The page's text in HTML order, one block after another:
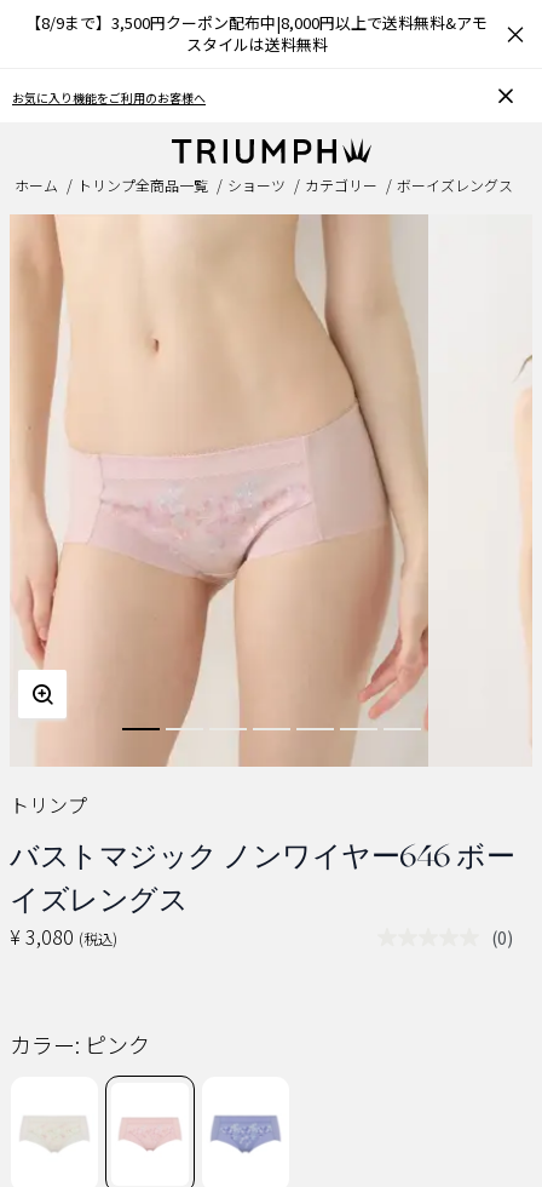
【8/9まで】3,500円クーポン配布中|8,000円以上で送料無料&アモ
スタイルは送料無料
×
お気に入り機能をご利用のお客様へ
ホーム トリンプ全商品一覧 ショーツ カテゴリー ボーイズレングス
トリンプ
バストマジック ノンワイヤー646 ボー
イズレングス
¥ 3,080 (税込) 評
(0)
カラー: ピンク